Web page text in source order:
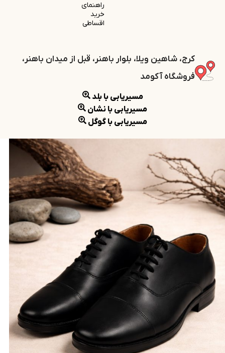
راهنمای
خرید
اقساطی
کرج، شاهین ویلا، بلوار باهنر، قبل از میدان باهنر،
فروشگاه آکومد
مسیریابی با بلد
مسیریابی با نشان
مسیریابی با گوگل